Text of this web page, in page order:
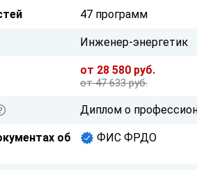
47 программ
Инженер-энергетик
от 28 580 руб.
от 47 633 руб.
Диплом о
об
ФИС ФРДО